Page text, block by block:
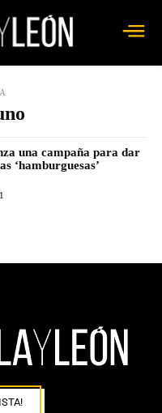
una campaña para dar
‘hamburguesas’